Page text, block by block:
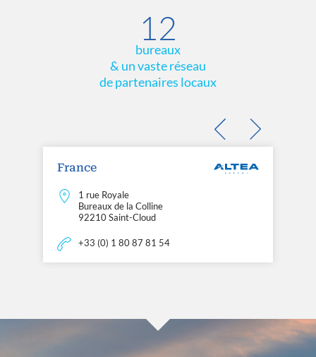
12
bureaux
& un vaste réseau
de partenaires locaux
France
1 rue Royale
Bureaux de la Colline
92210 Saint-Cloud
+33 (0) 1 80 87 81 54